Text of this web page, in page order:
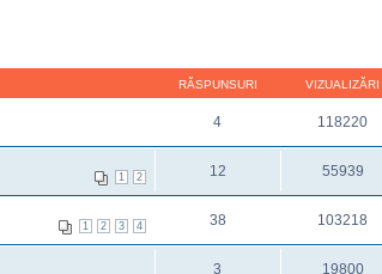
RĂSPUNSURI VIZUALIZĂRI
4 118220
1 2 12 55939
1 2 3 4 38 103218
3 19800